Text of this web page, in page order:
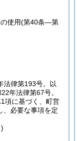
使用(第40条―第
法律第193号。以
年法律第67号。
項に基づく、町営
、必要な事項を定